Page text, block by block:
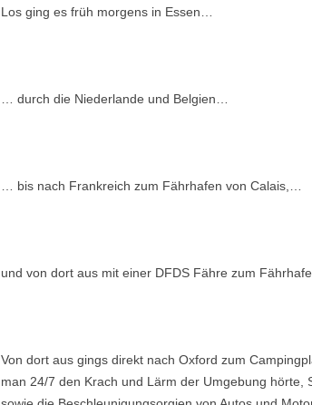
Los ging es früh morgens in Essen…
… durch die Niederlande und Belgien…
… bis nach Frankreich zum Fährhafen von Calais,…
und von dort aus mit einer DFDS Fähre zum
Von dort aus gings direkt nach Oxford zum
man 24/7 den Krach und Lärm der Umgebung hörte,